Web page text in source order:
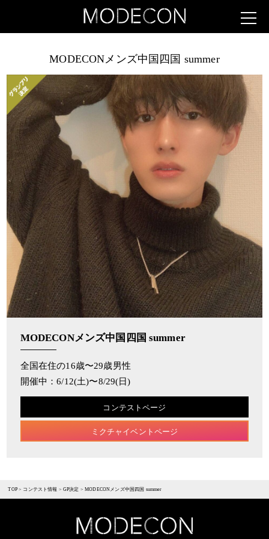
MODECONメンズ中国四国 summer
MODECONメンズ中国四国 summer
全国在住の16歳〜29歳男性
開催中：6/12(土)〜8/29(日)
コンテストページ
ミクチャイベントページ
TOP> コンテスト情報 >GP決定 >MODECONメンズ中国四国 summer